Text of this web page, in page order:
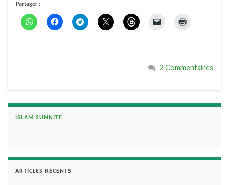
Partager :
2 Commentaires
ISLAM SUNNITE
ARTICLES RÉCENTS